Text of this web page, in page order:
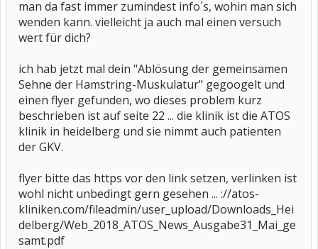
man da fast immer zumindest info´s, wohin man sich
wenden kann. vielleicht ja auch mal einen versuch
wert für dich?
ich hab jetzt mal dein "Ablösung der gemeinsamen
Sehne der Hamstring-Muskulatur" gegoogelt und
einen flyer gefunden, wo dieses problem kurz
beschrieben ist auf seite 22 ... die klinik ist die ATOS
klinik in heidelberg und sie nimmt auch patienten
der GKV.
flyer bitte das https vor den link setzen, verlinken ist
wohl nicht unbedingt gern gesehen ... ://atos-
kliniken.com/fileadmin/user_upload/Downloads_Hei
delberg/Web_2018_ATOS_News_Ausgabe31_Mai_ge
samt.pdf